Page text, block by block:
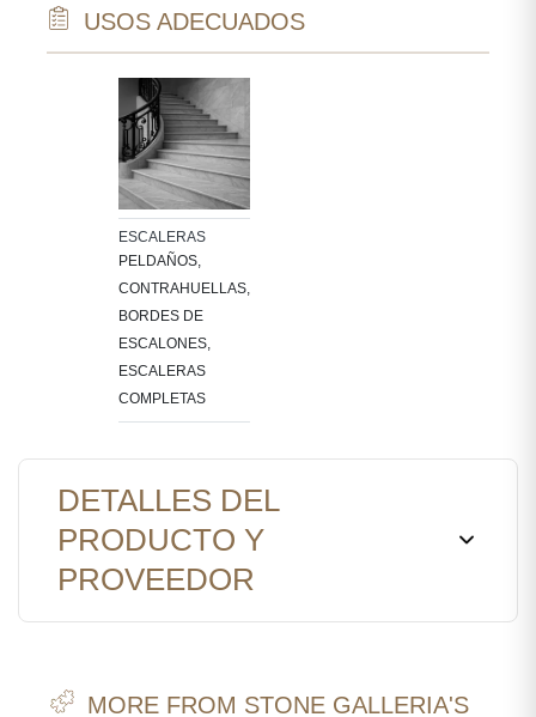
USOS ADECUADOS
ESCALERAS
PELDAÑOS,
CONTRAHUELLAS,
BORDES DE
ESCALONES,
ESCALERAS
COMPLETAS
DETALLES DEL
PRODUCTO Y
PROVEEDOR
MORE FROM STONE GALLERIA'S